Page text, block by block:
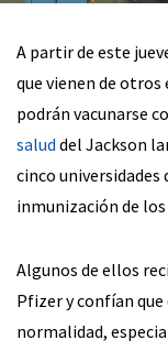
A partir de este
que vienen de
podrán vacunarse
salud del Jackson
cinco
inmunización de los
Algunos de ellos
Pfizer y confían
normalidad,